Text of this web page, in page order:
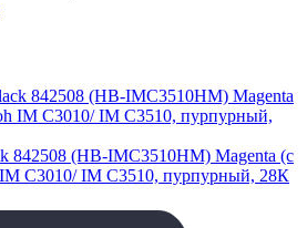
842508 (HB-IMC3510HM) Magenta (с
C3010/ IM C3510, пурпурный, 28К